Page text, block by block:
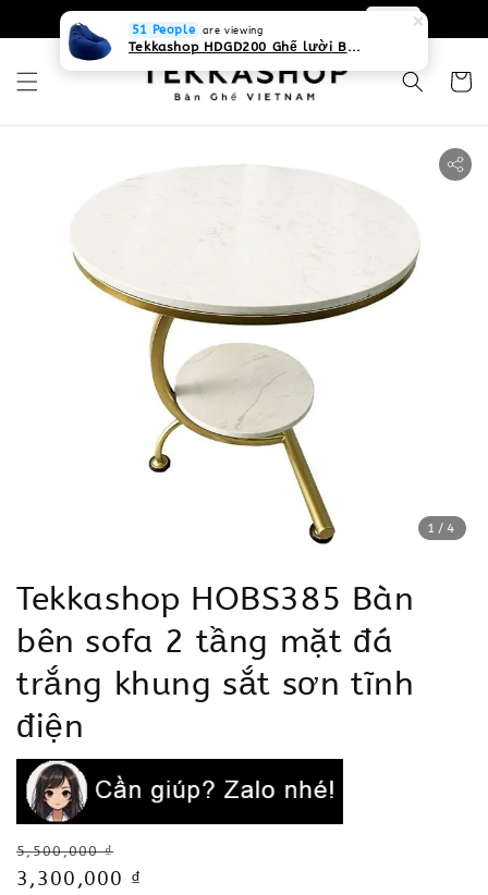
0931268840 Liên hệ với chúng tôi
1 /4
Tekkashop HOBS385 Bàn
bên sofa 2 tầng mặt đá
trắng khung sắt sơn tĩnh
điện
Regular
price
5,500,000 ₫
Sale
3,300,000 ₫
51 People are viewing
Tekkashop HDGD200 Ghế lười Beanbag form truyền thống, chất liệu Olefin canvas kháng nước, màu xanh biển, có thể sử dụng trong nhà và cả ngoài trời, có quai xách